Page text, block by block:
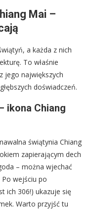
Mai –
a każda z nich
To właśnie
jego największych
doświadczeń.
ikona Chiang
świątynia Chiang
zapierającym dech
– można wjechać
wejściu po
ich 306!) ukazuje się
Warto przyjść tu